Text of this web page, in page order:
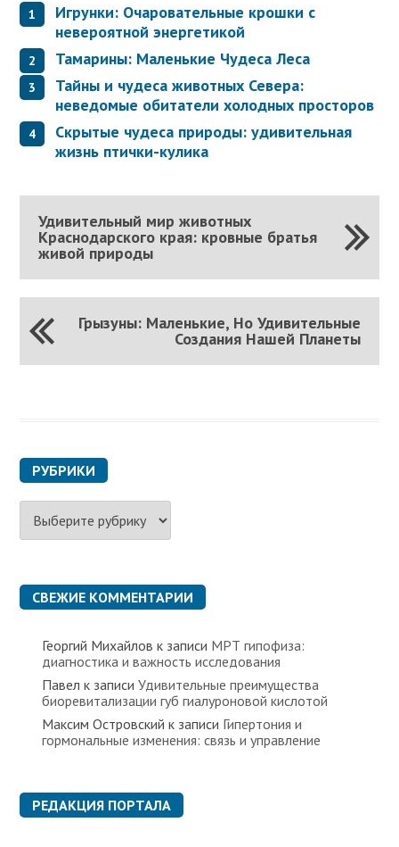
Игрунки: Очаровательные крошки с
невероятной энергетикой
Тамарины: Маленькие Чудеса Леса
Тайны и чудеса животных Севера:
неведомые обитатели холодных просторов
Скрытые чудеса природы: удивительная
жизнь птички-кулика
Удивительный мир животных
Краснодарского края: кровные братья
живой природы
Грызуны: Маленькие, Но Удивительные
Создания Нашей Планеты
РУБРИКИ
Р
б
к
и СВЕЖИЕ КОММЕНТАРИИ
Георгий Михайлов к записи МРТ гипофиза:
диагностика и важность исследования
Павел к записиУдивительные преимущества
биоревитализации губ гиалуроновой кислотой
Максим Островский к записи Гипертония и
гормональные изменения: связь и управление
РЕДАКЦИЯ ПОРТАЛА